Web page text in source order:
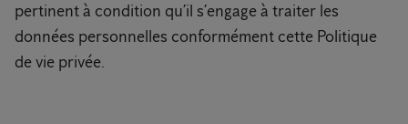
pertinent à condition qu’il s’engage à traiter les
données personnelles conformément cette Politique
de vie privée.